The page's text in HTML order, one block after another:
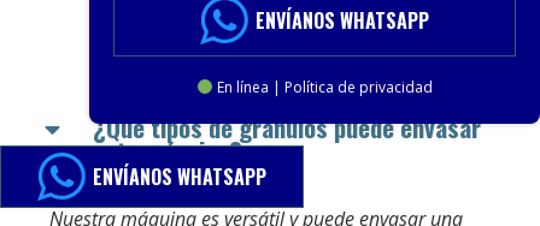
embalaje específicas.
¿Qué tipos de gránulos puede envasar
esta máquina?
Nuestra máquina es versátil y puede envasar una
ENVÍANOS WHATSAPP
En línea | Política de privacidad
ENVÍANOS WHATSAPP